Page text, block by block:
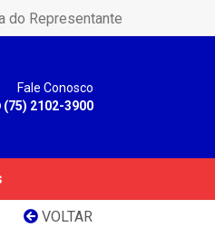
do Representante
Fale Conosco
(75) 2102-3900
VOLTAR